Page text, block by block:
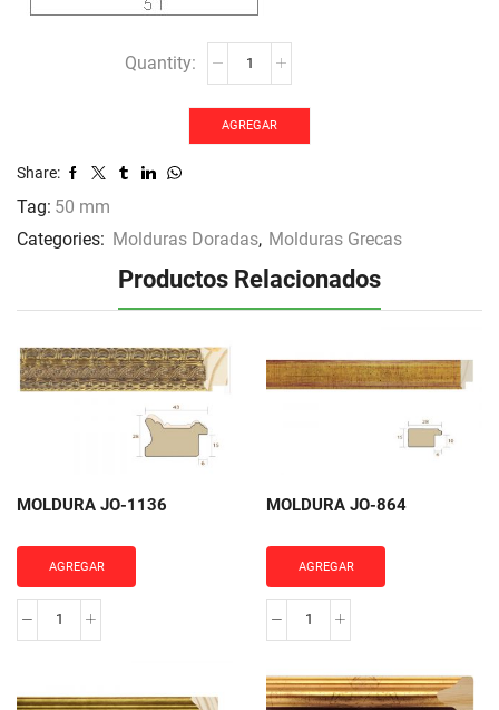
cantidad
AGREGAR
Share:
Tag: 50 mm
Categories: Molduras Doradas, Molduras Grecas
Productos Relacionados
MOLDURA JO-1136
AGREGAR
MOLDURA
MOLDURA JO-864
AGREGAR
MOLDURA
864